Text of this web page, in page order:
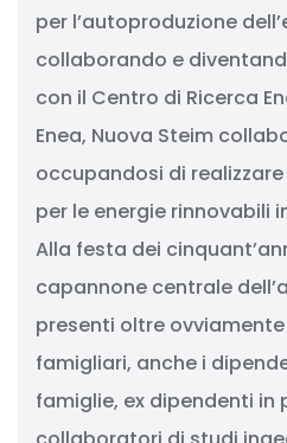
per l’autoproduzione
collaborando e
con il Centro di Ricerca
Enea, Nuova Steim
occupandosi di
per le energie rinnovabili
Alla festa dei
capannone centrale
presenti oltre
famigliari, anche i
famiglie, ex dipendenti in